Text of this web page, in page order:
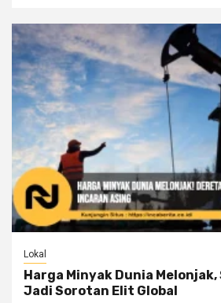
Lokal
Harga Minyak Dunia Melonjak,
Jadi Sorotan Elit Global